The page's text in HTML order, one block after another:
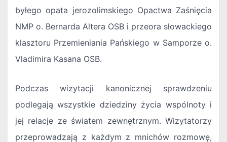
byłego opata jerozolimskiego Opactwa Zaśnięcia
NMP o. Bernarda Altera OSB i przeora słowackiego
klasztoru Przemieniania Pańskiego w Samporze o.
Vladimira Kasana OSB.
Podczas wizytacji kanonicznej sprawdzeniu
podlegają wszystkie dziedziny życia wspólnoty i
jej relacje ze światem zewnętrznym. Wizytatorzy
przeprowadzają z każdym z mnichów rozmowę,